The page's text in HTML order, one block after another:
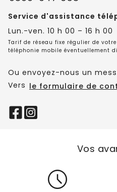
Service d'assistance
Lun.-ven. 10 h 00 – 16 h 00
Tarif de réseau fixe régulier de
téléphonie mobile éventuellement
Ou envoyez-nous un
Vers le formulaire de
Vos